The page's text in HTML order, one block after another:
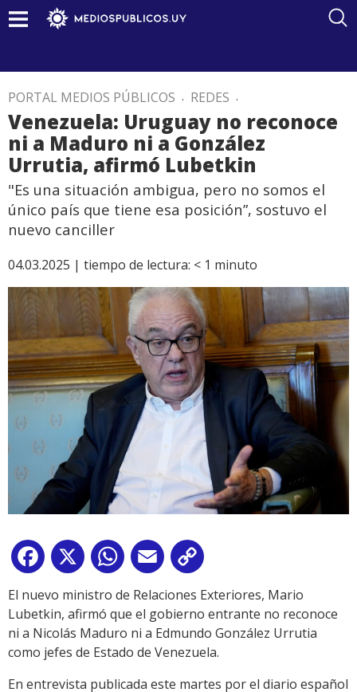
PORTAL MEDIOS PÚBLICOS . REDES .
Venezuela: Uruguay no reconoce
ni a Maduro ni a González
Urrutia, afirmó Lubetkin
"Es una situación ambigua, pero no somos el
único país que tiene esa posición”, sostuvo el
nuevo canciller
04.03.2025 | tiempo de lectura: < 1 minuto
Facebook
X WhatsApp
Email
Link
El nuevo ministro de Relaciones Exteriores, Mario
Lubetkin, afirmó que el gobierno entrante no reconoce
ni a Nicolás Maduro ni a Edmundo González Urrutia
como jefes de Estado de Venezuela.
En entrevista publicada este martes por el diario español